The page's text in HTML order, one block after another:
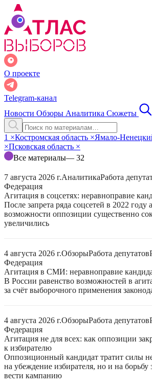
О проекте
Telegram-канал
Новости Обзоры Аналитика Сюжеты
1 ×Костромская область ×Ямало-
×Псковская область ×
Все материалы— 32
7 августа 2026 г.АналитикаРабота
Федерация
Агитация в соцсетях: неравноправие
После запрета ряда соцсетей в 2022 году
возможности оппозиции существенно
увеличились
4 августа 2026 г.ОбзорыРабота депутатов
Федерация
Агитация в СМИ: неравноправие
В России равенство возможностей в
за счёт выборочного применения
4 августа 2026 г.ОбзорыРабота депутатов
Федерация
Агитация не для всех: как оппозиции
к избирателю
Оппозиционный кандидат тратит силы
на убеждение избирателя, но и на борьбу
вести кампанию